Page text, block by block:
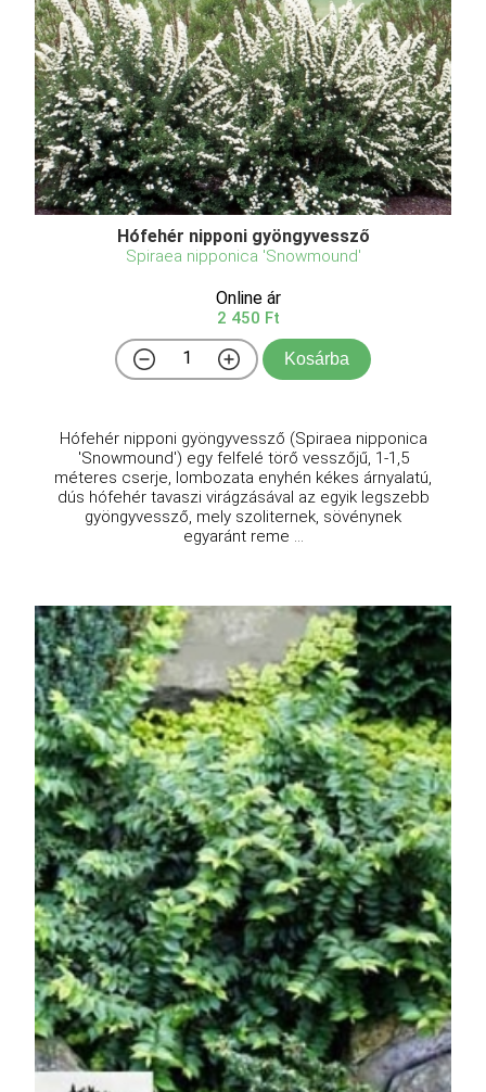
Hófehér nipponi gyöngyvessző
Spiraea nipponica 'Snowmound'
Online ár
2 450 Ft
Kosárba
Hófehér nipponi gyöngyvessző (Spiraea nipponica
'Snowmound') egy felfelé törő vesszőjű, 1-1,5
méteres cserje, lombozata enyhén kékes árnyalatú,
dús hófehér tavaszi virágzásával az egyik legszebb
gyöngyvessző, mely szoliternek, sövénynek
egyaránt reme ...